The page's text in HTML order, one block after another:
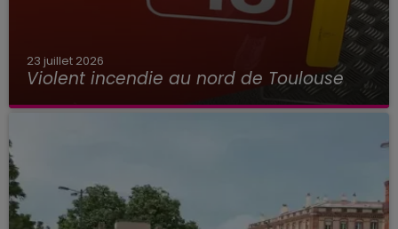
23 juillet 2026
Violent incendie au nord de Toulouse